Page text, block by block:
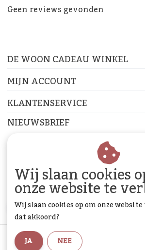
Geen reviews gevonden
De Woon Cadeau
DE WOON CADEAU WINKEL
MIJN ACCOUNT
KLANTENSERVICE
NIEUWSBRIEF
Abonneer je op onze nieuwsbrief om op
ABONNEER
Algemene voorwaarden
Wij slaan cookies
onze website te
Wij slaan cookies op om onze
dat akkoord?
JA
NEE